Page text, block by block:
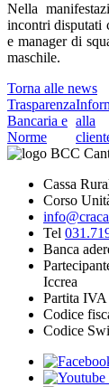
Nella
incontri disputati
e manager di
maschile.
Torna alle news
Trasparenza
Bancaria e
Norme
alla
Cassa
Corso
Tel
Banca
Iccrea
Partita
Codice
Codice